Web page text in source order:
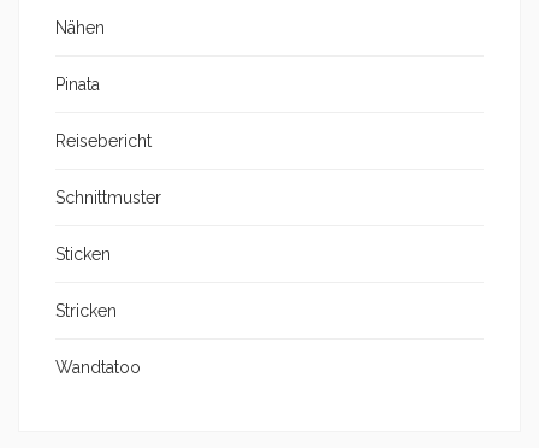
Nähen
Pinata
Reisebericht
Schnittmuster
Sticken
Stricken
Wandtatoo